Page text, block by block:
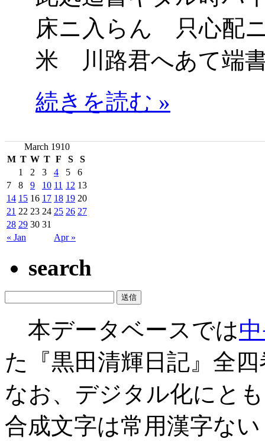
床ニ入らん 只心配
米 川路君へあて端
続きを読む »
March 1910
M T W T F S S
« Jan Apr »
1 2 3 4 5
6
7
8 9 10 11 12 13
14 15 16 17 18 19 20
21 22 23 24 25 26 27
28 29 30 31
search
本データベースでは
た『黒田清輝日記』全
なお、デジタル化にと
合成文字は常用漢字な